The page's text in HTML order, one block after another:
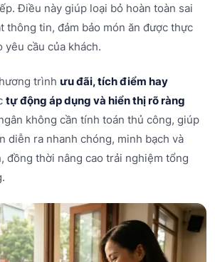
Điều này giúp loại bỏ hoàn toàn sai
thông tin, đảm bảo món ăn được thực
yêu cầu của khách.
trình ưu đãi, tích điểm hay
tự động áp dụng và hiển thị rõ ràng
không cần tính toán thủ công, giúp
diễn ra nhanh chóng, minh bạch và
đồng thời nâng cao trải nghiệm tổng